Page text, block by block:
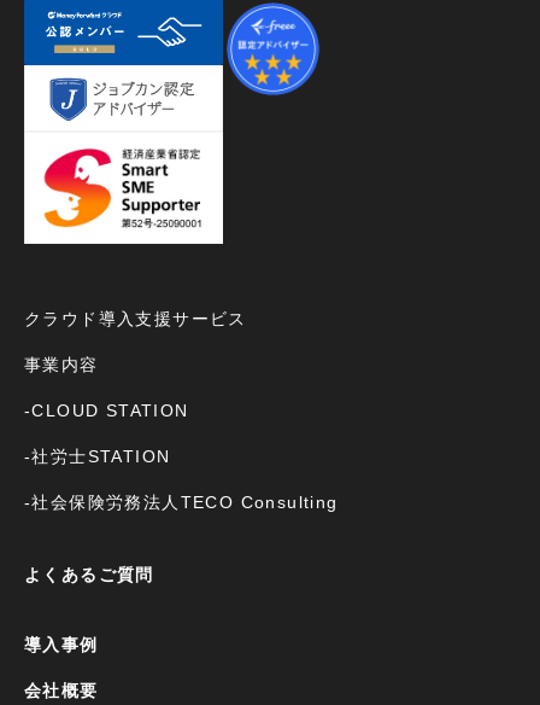
クラウド導入支援サービス
事業内容
-CLOUD STATION
-社労士STATION
-社会保険労務法人TECO Consulting
よくあるご質問
導入事例
会社概要